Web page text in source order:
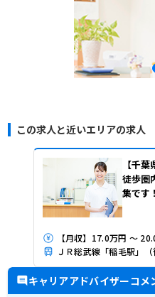
この求人と近いエリアの求人
【千
徒歩圏
集です！
【月収】17.0万円 ～
ＪＲ総武線「稲毛駅」（
キャリアアドバイザーコメ